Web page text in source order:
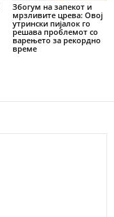
Збогум на запекот и
мрзливите црева: Овој
утрински пијалок го
решава проблемот со
варењето за рекордно
време